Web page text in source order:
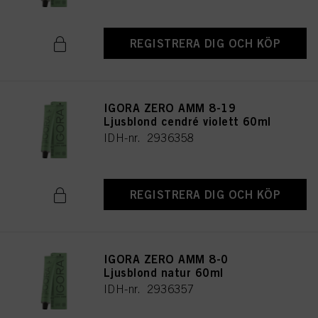
REGISTRERA DIG OCH KÖP
IGORA ZERO AMM 8-19
Ljusblond cendré violett 60ml
IDH-nr. 2936358
REGISTRERA DIG OCH KÖP
IGORA ZERO AMM 8-0
Ljusblond natur 60ml
IDH-nr. 2936357